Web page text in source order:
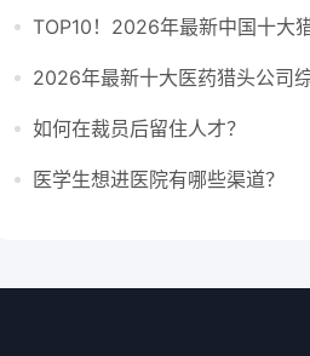
如何在裁员后留住人才？
医学生想进医院有哪些渠道？